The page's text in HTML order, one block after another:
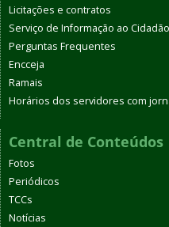
Licitações e contratos
Serviço de Informação ao Cidadão
Perguntas Frequentes
Encceja
Ramais
Horários dos servidores com
Central de Conteúdos
Fotos
Periódicos
TCCs
Notícias